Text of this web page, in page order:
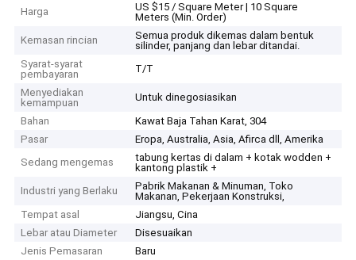
Harga
US $15 / Square Meter | 10 Square
Meters (Min. Order)
Kemasan rincian
Semua produk dikemas dalam bentuk
silinder, panjang dan lebar ditandai.
Syarat-syarat
pembayaran
T/T
Menyediakan
kemampuan
Untuk dinegosiasikan
Bahan
Kawat Baja Tahan Karat, 304
Pasar
Eropa, Australia, Asia, Afirca dll, Amerika
Sedang mengemas
tabung kertas di dalam + kotak wodden +
kantong plastik +
Industri yang Berlaku
Pabrik Makanan & Minuman, Toko
Makanan, Pekerjaan Konstruksi,
Tempat asal
Jiangsu, Cina
Lebar atau Diameter
Disesuaikan
Jenis Pemasaran
Baru